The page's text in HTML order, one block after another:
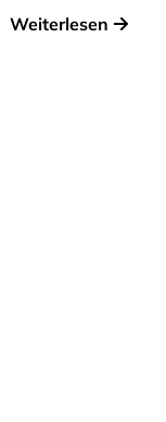
Weiterlesen